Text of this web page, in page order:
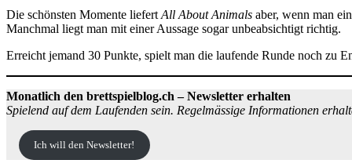
Die schönsten Momente liefertAll About Animals aber, wenn man
Manchmal liegt man mit einer Aussage sogar unbeabsichtigt richtig.
Erreicht jemand 30 Punkte, spielt man die laufende Runde noch zu
Monatlich den brettspielblog.ch – Newsletter erhalten
Spielend auf dem Laufenden sein. Regelmässige Informationen
Ich will den Newsletter!